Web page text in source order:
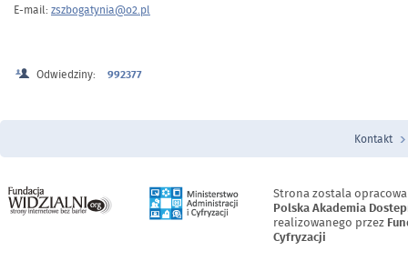
E-mail: zszbogatynia@o2.pl
Odwiedziny: 992377
Menu Stopka
Kontakt
Strona zostala
Polska Akademia
realizowanego przez
Cyfryzacji